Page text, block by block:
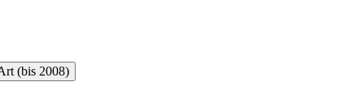
(bis 2008)